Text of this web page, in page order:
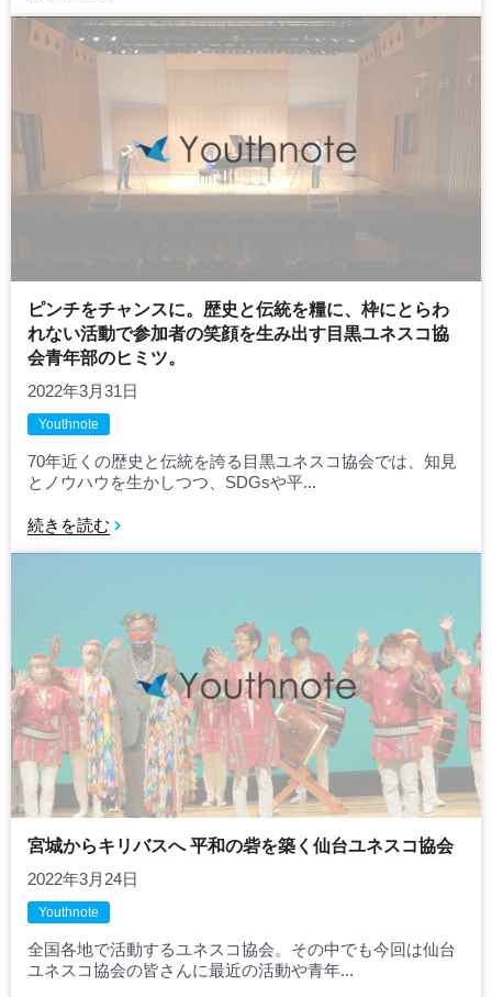
ピンチをチャンスに。歴史と伝統を糧に、枠にとらわ
れない活動で参加者の笑顔を生み出す目黒ユネスコ協
会青年部のヒミツ。
2022年3月31日
Youthnote
70年近くの歴史と伝統を誇る目黒ユネスコ協会では、知見
とノウハウを生かしつつ、SDGsや平...
続きを読む
宮城からキリバスへ 平和の砦を築く仙台ユネスコ協会
2022年3月24日
Youthnote
全国各地で活動するユネスコ協会。その中でも今回は仙台
ユネスコ協会の皆さんに最近の活動や青年...